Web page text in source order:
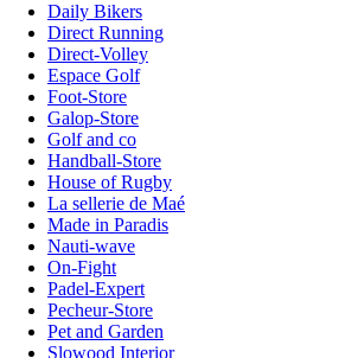
Daily Bikers
Direct Running
Direct-Volley
Espace Golf
Foot-Store
Galop-Store
Golf and co
Handball-Store
House of Rugby
La sellerie de Maé
Made in Paradis
Nauti-wave
On-Fight
Padel-Expert
Pecheur-Store
Pet and Garden
Slowood Interior